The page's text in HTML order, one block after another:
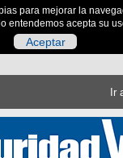
para mejorar la
entendemos acepta su
Aceptar
Ir